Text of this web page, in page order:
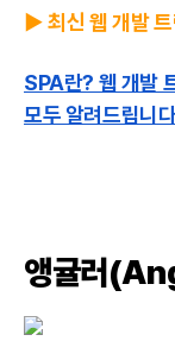
▶️ 최신 웹 개발
SPA란? 웹 개발
모두 알려드립니
앵귤러